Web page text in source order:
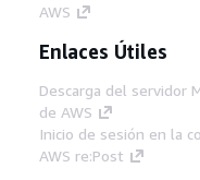
AWS
Enlaces Útiles
Descarga del servidor
de AWS
Inicio de sesión en la
AWS re:Post